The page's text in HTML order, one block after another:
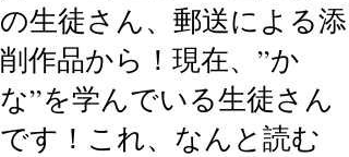
の生徒さん、郵送による添
削作品から！現在、”か
な”を学んでいる生徒さん
です！これ、なんと読む